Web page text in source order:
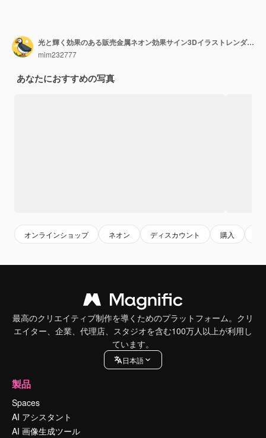
光と輝く効果のある販売金属ネオン効果サイン3Dイラストレンダリング3Dテキスト
mim232777
あなたにおすすめの写真
オンラインショップ ネオン ディスカウント 購入
最高のクリエイティブ制作を導くためのプラットフォーム。クリ
エイター、企業、代理店、スタジオを含む100万人以上が利用し
ています。
日本語
製品
Spaces
AI アシスタント
AI 画像生成ツール